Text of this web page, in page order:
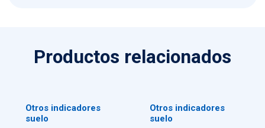
Productos relacionados
Otros indicadores
suelo
Otros indicadores
suelo